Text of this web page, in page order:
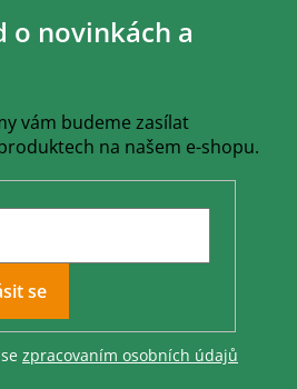
o novinkách a
vám budeme zasílat
na našem e-shopu.
se
zpracovaním osobních údajů